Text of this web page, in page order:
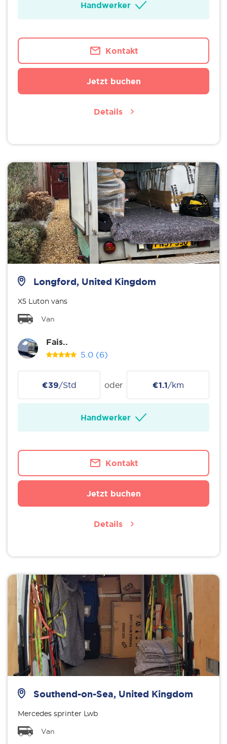
Handwerker
Kontakt
Jetzt buchen
Details
Longford, United Kingdom
X5 Luton vans
Van
Fais..
5.0 (6)
€39/Std oder €1.1/km
Handwerker
Kontakt
Jetzt buchen
Details
Southend-on-Sea, United Kingdom
Mercedes sprinter Lwb
Van